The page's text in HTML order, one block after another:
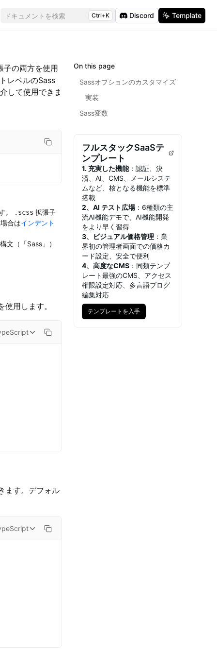
ドキュメントを検索 Ctrl+K Discord Template
子の両方を使用
レベルのSass
して使用できま
。 .scss 拡張子
合はインデント
文（「Sass」）
使用します。
ます。デフォル
On this page
Sassオプションのカスタマイズ
実装
Sass変数
フルスタックSaaSテ
ンプレート
1. 充実した機能：認証、決
済、AI、CMS、メールシステ
ムなど、核となる機能を標準
搭載
2、AI テスト広場：6種類の主
流AI機能デモで、AI機能開発
をより早く習得
3、ビジュアル価格管理 ：業
界初の管理者画面での価格カ
ード設定、安全で便利
4、高度なCMS ：同類テンプ
レート最強のCMS、アクセス
権限設定対応、多言語ブログ
編集対応
テンプレートを入手テンプレートを入手